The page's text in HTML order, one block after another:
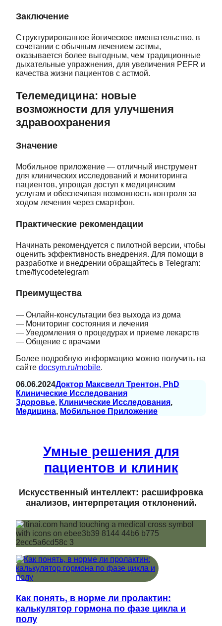
Заключение
Структурированное йогическое вмешательство, в
сочетании с обычным лечением астмы,
оказывается более выгодным, чем традиционные
дыхательные упражнения, для увеличения PEFR и
качества жизни пациентов с астмой.
Телемедицина: новые
возможности для улучшения
здравоохранения
Значение
Мобильное приложение — отличный инструмент
для клинических исследований и мониторинга
пациентов, упрощая доступ к медицинским
услугам и обеспечивая возможность контроля за
ходом лечения через смартфон.
Практические рекомендации
Начинать рекомендуется с пилотной версии, чтобы
оценить эффективность внедрения. Для помощи в
разработке и внедрении обращайтесь в Telegram:
t.me/flycodetelegram
Преимущества
— Онлайн-консультации без выхода из дома
— Мониторинг состояния и лечения
— Уведомления о процедурах и приеме лекарств
— Общение с врачами
Более подробную информацию можно получить на
сайте docsym.ru/mobile.
06.06.2024Доктор Максвелл Трентон, PhD
Клинические Исследования
Здоровье, Клинические Исследования
Медицина, Мобильное Приложение
Умные решения для
пациентов и клиник
Искусственный интеллект: расшифровка
анализов, интерпретация отклонений.
Как понять, в норме ли пролактин:
калькулятор гормона по фазе цикла и
полу